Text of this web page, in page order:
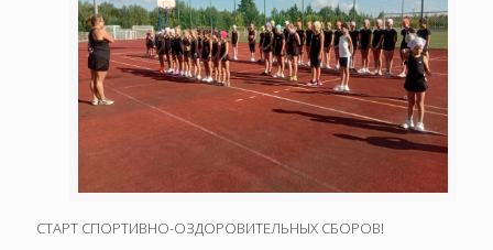
СТАРТ СПОРТИВНО-ОЗДОРОВИТЕЛЬНЫХ СБОРОВ!